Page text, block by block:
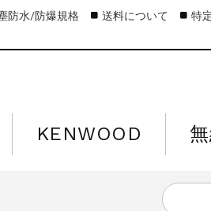
KENWOOD
防水/防爆規格 送料について 特